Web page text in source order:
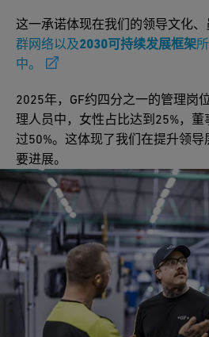
这一承诺体现在我们的领导文化、
群网络以及2030可持续发展框架
中。
2025年，GF约四分之一的管理岗
理人员中，女性占比达到25%，
过50%。这体现了我们在提升领
要进展。